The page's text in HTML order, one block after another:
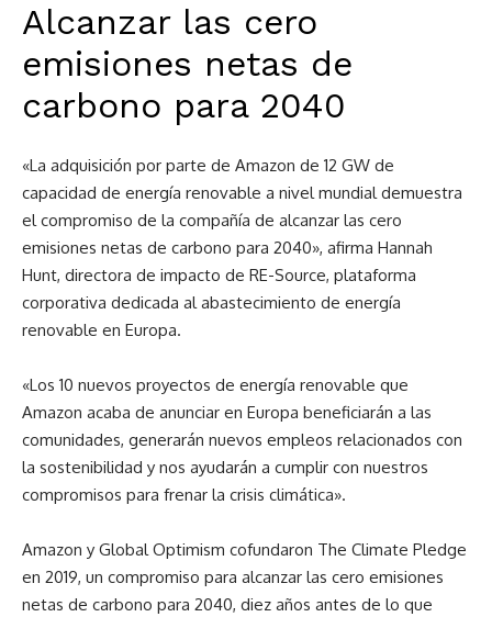
Alcanzar las cero
emisiones netas de
carbono para 2040
«La adquisición por parte de Amazon de 12 GW de
capacidad de energía renovable a nivel mundial demuestra
el compromiso de la compañía de alcanzar las cero
emisiones netas de carbono para 2040», afirma Hannah
Hunt, directora de impacto de RE-Source, plataforma
corporativa dedicada al abastecimiento de energía
renovable en Europa.
«Los 10 nuevos proyectos de energía renovable que
Amazon acaba de anunciar en Europa beneficiarán a las
comunidades, generarán nuevos empleos relacionados con
la sostenibilidad y nos ayudarán a cumplir con nuestros
compromisos para frenar la crisis climática».
Amazon y Global Optimism cofundaron The Climate Pledge
en 2019, un compromiso para alcanzar las cero emisiones
netas de carbono para 2040, diez años antes de lo que